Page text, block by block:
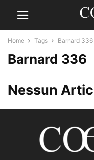
Home Tags Barnard 336
Barnard 336
Nessun